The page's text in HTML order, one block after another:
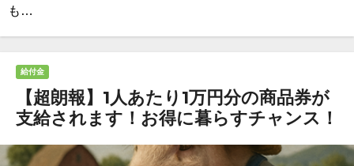
も…
給付金
【超朗報】1人あたり1万円分の商品券が
支給されます！お得に暮らすチャンス！